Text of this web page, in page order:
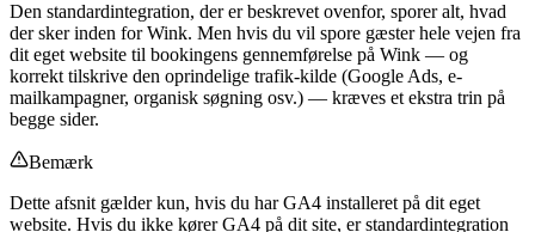
Den standardintegration, der er beskrevet ovenfor, sporer alt, hvad
der sker inden for Wink. Men hvis du vil spore gæster hele vejen fra
dit eget website til bookingens gennemførelse på Wink — og
korrekt tilskrive den oprindelige trafik-kilde (Google Ads, e-
mailkampagner, organisk søgning osv.) — kræves et ekstra trin på
begge sider.
Bemærk
Dette afsnit gælder kun, hvis du har GA4 installeret på dit eget
website. Hvis du ikke kører GA4 på dit site, er standardintegration